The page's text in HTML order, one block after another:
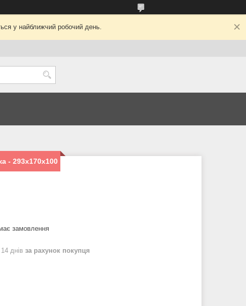
у найближчий робочий день.
- 293х170х100
замовлення
днів за рахунок покупця